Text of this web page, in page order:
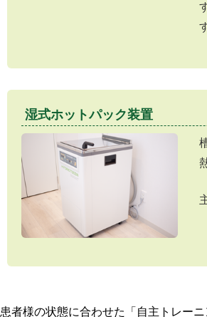
湿式ホットパック装置
患者様の状態に合わせた「自主トレー